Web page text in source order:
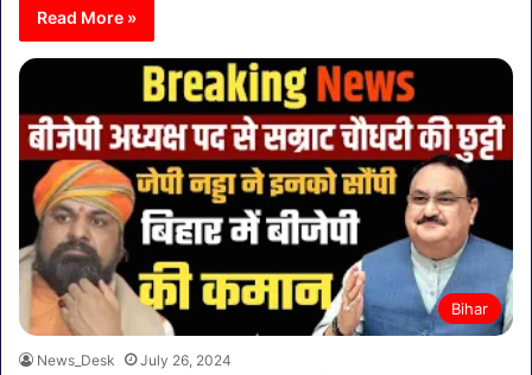
Read More »
Bihar
News_Desk July 26, 2024